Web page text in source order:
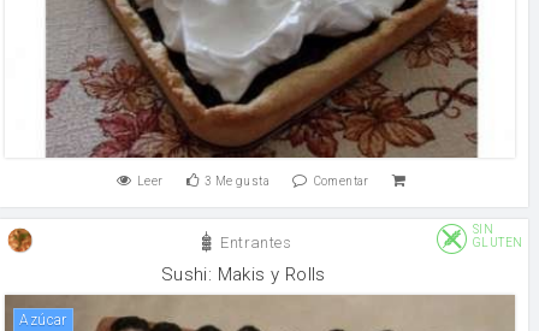
Leer 3 Me gusta Comentar
Entrantes
SIN
GLUTEN
Sushi: Makis y Rolls
Azúcar